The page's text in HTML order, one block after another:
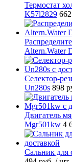
Термостат
K57l2829
Altern.Water
Селектор-
Un280s 898
Двигатель
Mgr501kw 4
Cальник